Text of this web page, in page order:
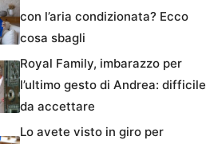
con l’aria condizionata? Ecco
cosa sbagli
Royal Family, imbarazzo per
l’ultimo gesto di Andrea: difficile
da accettare
Lo avete visto in giro per